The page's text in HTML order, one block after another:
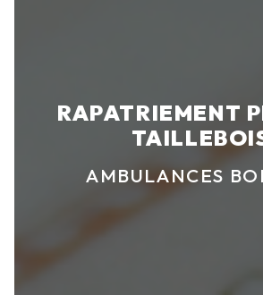
RAPATRIEMENT
AMBULANCES